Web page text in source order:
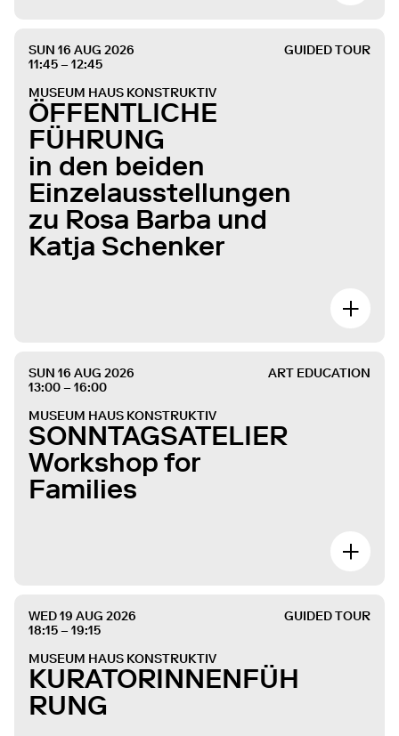
SUN 16 AUG 2026
11:45 – 12:45
GUIDED TOUR
MUSEUM HAUS KONSTRUKTIV
ÖFFENTLICHE
FÜHRUNG
in den beiden
Einzelausstellungen
zu Rosa Barba und
Katja Schenker
SUN 16 AUG 2026
13:00 – 16:00
ART EDUCATION
MUSEUM HAUS KONSTRUKTIV
SONNTAGSATELIER
Workshop for
Families
WED 19 AUG 2026
18:15 – 19:15
GUIDED TOUR
MUSEUM HAUS KONSTRUKTIV
KURATORINNENFÜH
RUNG